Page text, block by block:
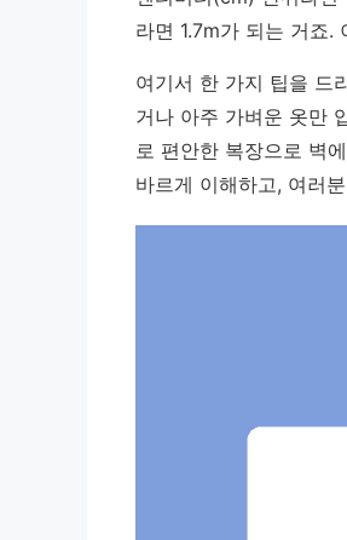
라면 1.7m가 되는 거죠.
여기서 한 가지 팁을 드
거나 아주 가벼운 옷만
로 편안한 복장으로 벽
바르게 이해하고, 여러